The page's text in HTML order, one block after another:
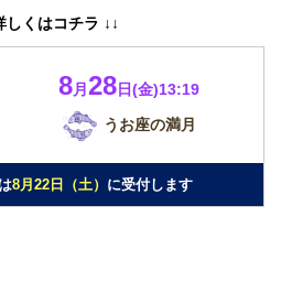
しくはコチラ ↓↓
8月 28日(金)13:19
うお座の満月
8月22日（土） に受付します